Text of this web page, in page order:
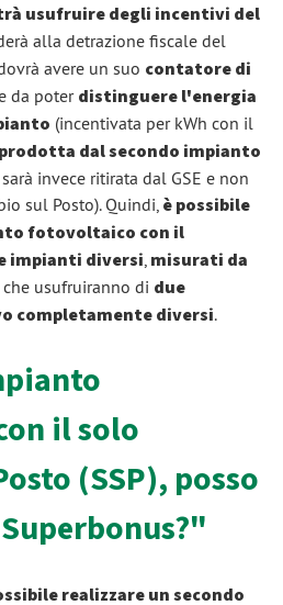
usufruire degli incentivi del
alla detrazione fiscale del
avere un suo contatore di
da poterdistinguere l'energia
(incentivata per kWh con il
prodotta dal secondo impianto
invece ritirata dal GSE e non
sul Posto). Quindi, è possibile
fotovoltaico con il
impianti diversi, misurati da
che usufruiranno di due
completamente diversi.
il solo
(SSP), posso
realizzare un secondo